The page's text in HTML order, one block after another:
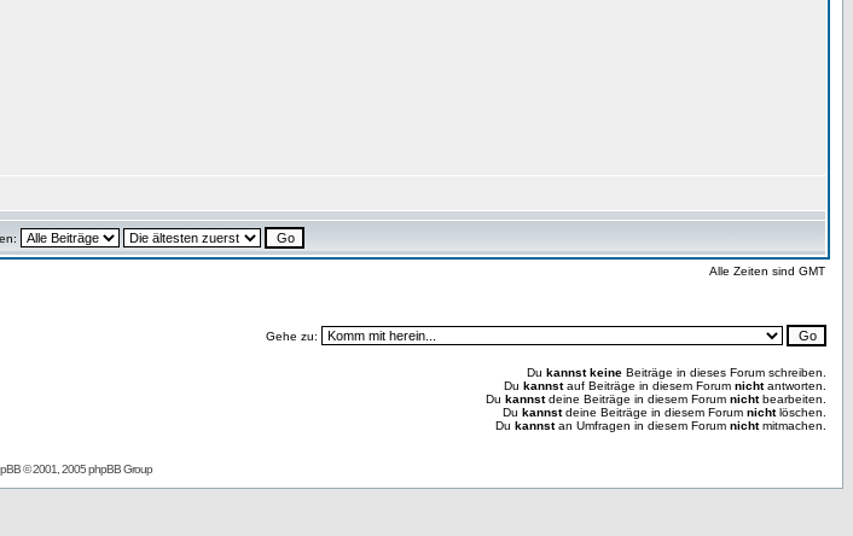
Alle Zeiten sind GMT
Gehe zu:
Du kannst keine Beiträge in dieses Forum schreiben.
Du kannstauf Beiträge in diesem Forum nichtantworten.
Du kannstdeine Beiträge in diesem Forum nichtbearbeiten.
Du kannstdeine Beiträge in diesem Forum nichtlöschen.
Du kannstan Umfragen in diesem Forum nichtmitmachen.
© 2001, 2005 phpBB Group